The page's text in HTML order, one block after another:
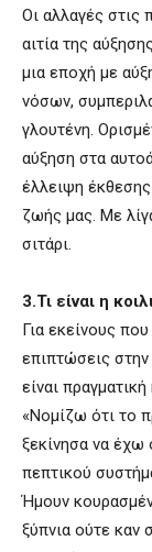
Οι αλλαγές στις
αιτία της
μια εποχή με
νόσων,
γλουτένη.
αύξηση στα
έλλειψη
ζωής μας. Με
σιτάρι.
3.Τι είναι η
Για εκείνους
επιπτώσεις
είναι
«Νομίζω ότι το
ξεκίνησα να
πεπτικού
Ήμουν
ξύπνια ούτε καν